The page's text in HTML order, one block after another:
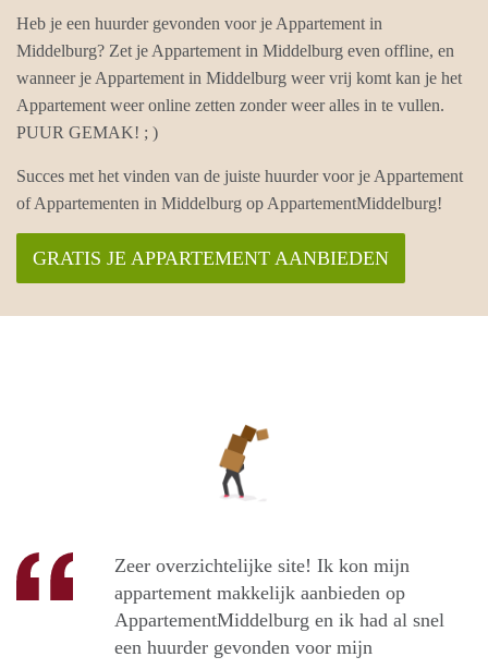
Heb je een huurder gevonden voor je Appartement in
Middelburg? Zet je Appartement in Middelburg even offline, en
wanneer je Appartement in Middelburg weer vrij komt kan je het
Appartement weer online zetten zonder weer alles in te vullen.
PUUR GEMAK! ; )
Succes met het vinden van de juiste huurder voor je Appartement
of Appartementen in Middelburg op AppartementMiddelburg!
GRATIS JE APPARTEMENT AANBIEDEN
Zeer overzichtelijke site! Ik kon mijn
appartement makkelijk aanbieden op
AppartementMiddelburg en ik had al snel
een huurder gevonden voor mijn